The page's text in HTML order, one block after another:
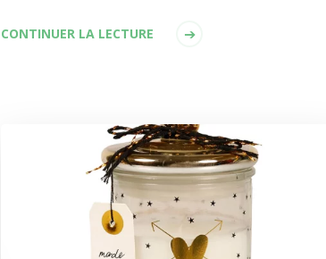
CONTINUER LA LECTURE